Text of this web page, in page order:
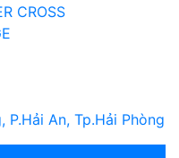
CROSS
P.Hải An, Tp.Hải Phòng